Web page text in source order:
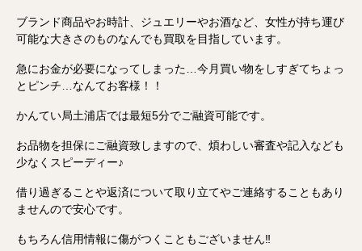
ブランド商品やお時計、ジュエリーやお酒など、女性が持ち運び
可能な大きさのものなんでも買取を目指しています。
急にお金が必要になってしまった…今月買い物をしすぎてちょっ
とピンチ…なんてお客様！！
かんてい局土浦店では最短5分でご融資可能です。
お品物を担保にご融資致しますので、煩わしい審査や記入なども
少なくスピーディー♪
借り過ぎることや返済について取り立てやご連絡することもあり
ませんので安心です。
もちろん信用情報に傷がつくこともございません‼